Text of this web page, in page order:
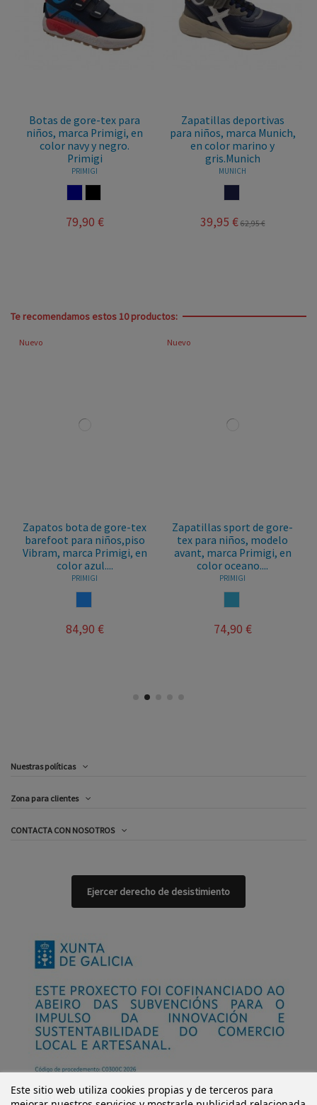
Botas de gore-tex para
niños, marca Primigi, en
color navy y negro.
Primigi
PRIMIGI
79,90 €
Zapatillas deportivas
para niños, marca Munich,
en color marino y
gris.Munich
MUNICH
39,95 € 62,95 €
Te recomendamos estos 10 productos:
Nuevo
Zapatos bota de gore-tex
barefoot para niños,piso
Vibram, marca Primigi, en
color azul....
PRIMIGI
84,90 €
Nuevo
Zapatillas sport de gore-
tex para niños, modelo
avant, marca Primigi, en
color oceano....
PRIMIGI
74,90 €
Nuestras políticas
Zona para clientes
CONTACTA CON NOSOTROS
Este sitio web utiliza cookies propias y de terceros para
Ejercer derecho de desistimiento